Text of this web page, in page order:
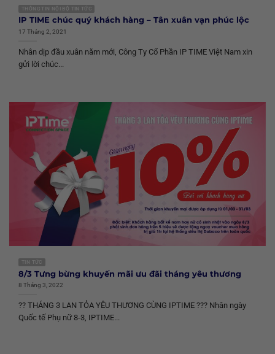
THÔNG TIN NỘI BỘ TIN TỨC
IP TIME chúc quý khách hàng – Tân xuân vạn phúc lộc
17 Tháng 2, 2021
Nhân dịp đầu xuân năm mới, Công Ty Cổ Phần IP TIME Việt Nam xin
gửi lời chúc...
TIN TỨC
8/3 Tưng bừng khuyến mãi ưu đãi tháng yêu thương
8 Tháng 3, 2022
?? THÁNG 3 LAN TỎA YÊU THƯƠNG CÙNG IPTIME ??? Nhân ngày
Quốc tế Phụ nữ 8-3, IPTIME...